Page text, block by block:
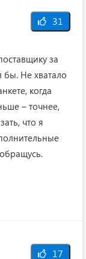
31
за
бы. Не хватало
когда
– точнее,
что я
17